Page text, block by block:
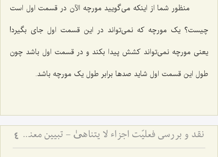
منظور شما از اینکه می‌گویید مورچه الآن در قسمت اول است
چیست؟ یک مورچه که نمی‌تواند در این قسمت اول جای بگیرد!
یعنی مورچه نمی‌تواند کشش پیدا بکند و در قسمت اول باشد چون
طول این قسمت اول شاید صدها برابر طول یک مورچه باشد.
نقد و بررسی فعلیّت اجزاء لا یتناهیٰ - تبیین معنای حرکت و اقسام آن 4